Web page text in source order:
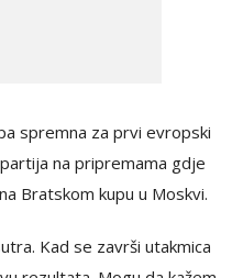
spremna za prvi evropski
na pripremama gdje
Bratskom kupu u Moskvi.
Kad se završi utakmica